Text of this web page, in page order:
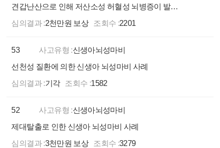
견갑난산으로 인해 저산소성 허혈성 뇌병증이 발생한 신생아 사망 사례
심의결과 :2천만원 보상 조회수 :2201
53 사고유형 :신생아뇌성마비
선천성 질환에 의한 신생아 뇌성마비 사례
심의결과 :기각 조회수 :1582
52 사고유형 :신생아뇌성마비
제대탈출로 인한 신생아 뇌성마비 사례
심의결과 :3천만원 보상 조회수 :3279